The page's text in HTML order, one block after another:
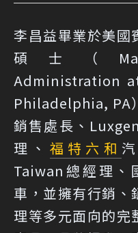
李昌益畢業於美國
碩士（
Administration
Philadelphia, PA
銷售處長、
理、 福特六和
Taiwan總經理、
車，並擁有行銷、
理等多元面向的完